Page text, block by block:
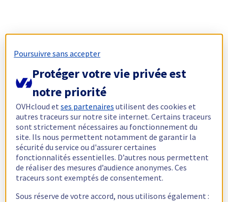
Poursuivre sans accepter
Protéger votre vie privée est
notre priorité
OVHcloud etses partenaires utilisent des cookies et
autres traceurs sur notre site internet. Certains traceurs
sont strictement nécessaires au fonctionnement du
site. Ils nous permettent notamment de garantir la
sécurité du service ou d'assurer certaines
fonctionnalités essentielles. D’autres nous permettent
de réaliser des mesures d’audience anonymes. Ces
traceurs sont exemptés de consentement.
Sous réserve de votre accord, nous utilisons également :